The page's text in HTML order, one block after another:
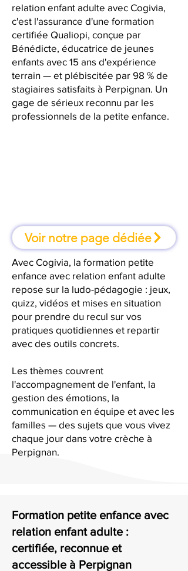
relation enfant adulte avec Cogivia,
c'est l'assurance d'une formation
certifiée Qualiopi, conçue par
Bénédicte, éducatrice de jeunes
enfants avec 15 ans d'expérience
terrain — et plébiscitée par 98 % de
stagiaires satisfaits à Perpignan. Un
gage de sérieux reconnu par les
professionnels de la petite enfance.
Voir notre page dédiée
Avec Cogivia, la formation petite
enfance avec relation enfant adulte
repose sur la ludo-pédagogie : jeux,
quizz, vidéos et mises en situation
pour prendre du recul sur vos
pratiques quotidiennes et repartir
avec des outils concrets.
Les thèmes couvrent
l'accompagnement de l'enfant, la
gestion des émotions, la
communication en équipe et avec les
familles — des sujets que vous vivez
chaque jour dans votre crèche à
Perpignan.
Formation petite enfance avec
relation enfant adulte :
certifiée, reconnue et
accessible à Perpignan